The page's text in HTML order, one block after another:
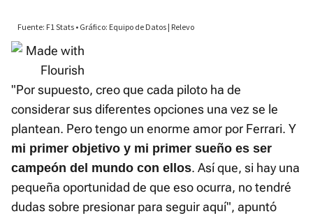
"Por supuesto, creo que cada piloto ha de
considerar sus diferentes opciones una vez se le
plantean. Pero tengo un enorme amor por Ferrari. Y
mi primer objetivo y mi primer sueño es ser
campeón del mundo con ellos. Así que, si hay una
pequeña oportunidad de que eso ocurra, no tendré
dudas sobre presionar para seguir aquí", apuntó